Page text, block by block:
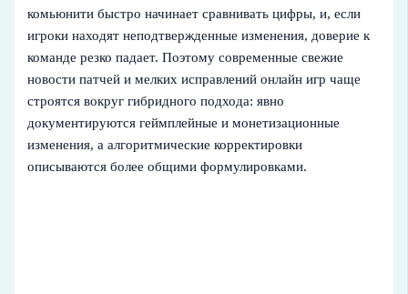
комьюнити быстро начинает сравнивать цифры, и, если
игроки находят неподтвержденные изменения, доверие к
команде резко падает. Поэтому современные свежие
новости патчей и мелких исправлений онлайн игр чаще
строятся вокруг гибридного подхода: явно
документируются геймплейные и монетизационные
изменения, а алгоритмические корректировки
описываются более общими формулировками.